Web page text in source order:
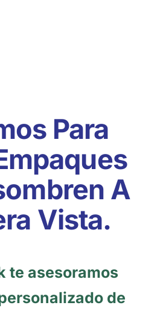
Para
MpaquEs
A
Vista.
te asesoramos
de